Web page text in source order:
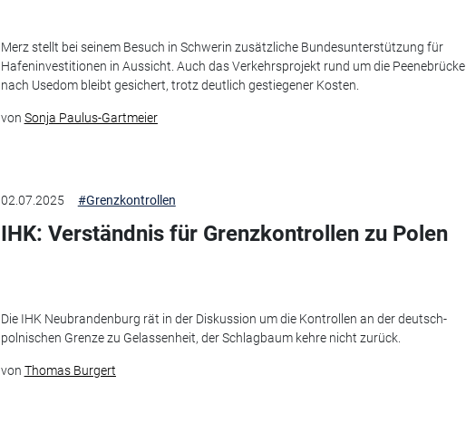
Merz stellt bei seinem Besuch in Schwerin zusätzliche Bundesunterstützung für
Hafeninvestitionen in Aussicht. Auch das Verkehrsprojekt rund um die Peenebrücke
nach Usedom bleibt gesichert, trotz deutlich gestiegener Kosten.
von Sonja Paulus-Gartmeier
02.07.2025 #Grenzkontrollen
IHK: Verständnis für Grenzkontrollen zu Polen
Die IHK Neubrandenburg rät in der Diskussion um die Kontrollen an der deutsch-
polnischen Grenze zu Gelassenheit, der Schlagbaum kehre nicht zurück.
von Thomas Burgert